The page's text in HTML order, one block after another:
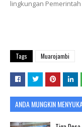
lingkungan
Tags Muarojambi
ANDA MUNGKIN